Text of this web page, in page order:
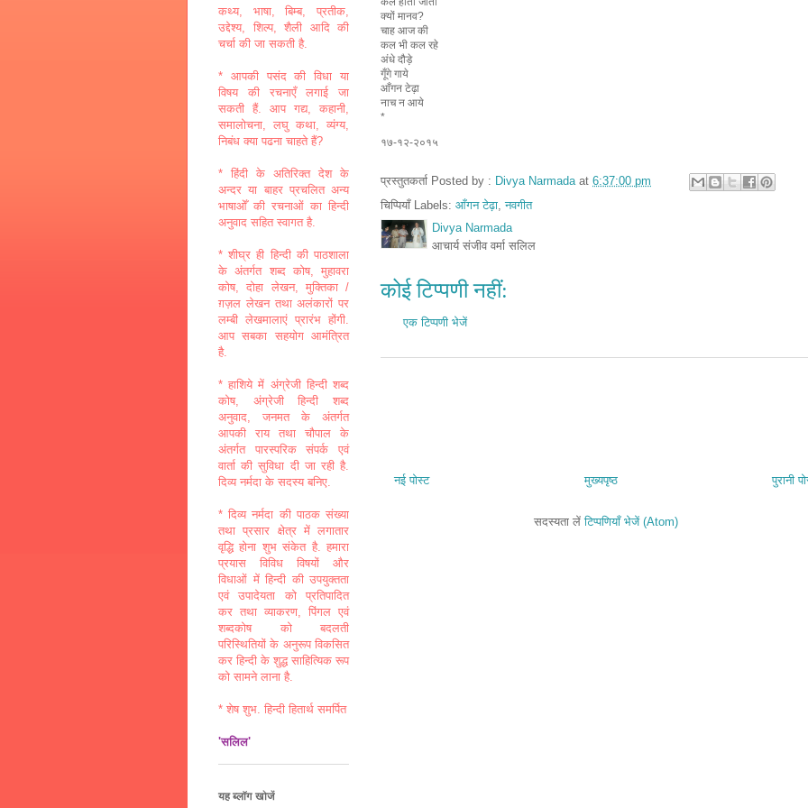
क्यों मानव?
चाह आज की
कल भी कल रहे
अंधे दौड़े
गूँगे गाये
आँगन टेढ़ा
नाच न आये
*
१७-१२-२०१५
प्रस्तुतकर्ता Posted by : Divya Narmada at 6:37:00 pm
चिप्पियाँ Labels: आँगन टेढ़ा ,नवगीत
Divya Narmada
आचार्य संजीव वर्मा सलिल
कोई टिप्पणी नहीं:
एक टिप्पणी भेजें
नई पोस्ट पुरानी
मुख्यपृष्ठ
सदस्यता लेंटिप्पणियाँ भेजें (Atom)
कथ्य, भाषा, बिम्ब, प्रतीक,
उद्देश्य, शिल्प, शैली आदि की
चर्चा की जा सकती है.
* आपकी पसंद की विधा या
विषय की रचनाएँ लगाई जा
सकती हैं. आप गद्य, कहानी,
समालोचना, लघु कथा, व्यंग्य,
निबंध क्या पढना चाहते हैं?
* हिंदी के अतिरिक्त देश के
अन्दर या बाहर प्रचलित अन्य
भाषाओँ की रचनाओं का हिन्दी
अनुवाद सहित स्वागत है.
* शीघ्र ही हिन्दी की पाठशाला
के अंतर्गत शब्द कोष, मुहावरा
कोष, दोहा लेखन, मुक्तिका /
ग़ज़ल लेखन तथा अलंकारों पर
लम्बी लेखमालाएं प्रारंभ होंगी.
आप सबका सहयोग आमंत्रित
है.
* हाशिये में अंग्रेजी हिन्दी शब्द
कोष, अंग्रेजी हिन्दी शब्द
अनुवाद, जनमत के अंतर्गत
आपकी राय तथा चौपाल के
अंतर्गत पारस्परिक संपर्क एवं
वार्ता की सुविधा दी जा रही है.
दिव्य नर्मदा के सदस्य बनिए.
* दिव्य नर्मदा की पाठक संख्या
तथा प्रसार क्षेत्र में लगातार
वृद्धि होना शुभ संकेत है. हमारा
प्रयास विविध विषयों और
विधाओं में हिन्दी की उपयुक्तता
एवं उपादेयता को प्रतिपादित
कर तथा व्याकरण, पिंगल एवं
शब्दकोष को बदलती
परिस्थितियों के अनुरूप विकसित
कर हिन्दी के शुद्ध साहित्यिक रूप
को सामने लाना है.
* शेष शुभ. हिन्दी हितार्थ समर्पित
'सलिल'
यह ब्लॉग खोजें